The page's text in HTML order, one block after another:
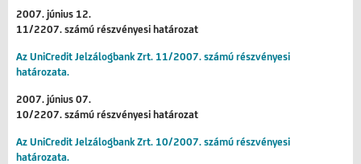
2007. június 12.
11/2207. számú részvényesi határozat
Az UniCredit Jelzálogbank Zrt. 11/2007. számú részvényesi
határozata.
2007. június 07.
10/2207. számú részvényesi határozat
Az UniCredit Jelzálogbank Zrt. 10/2007. számú részvényesi
határozata.